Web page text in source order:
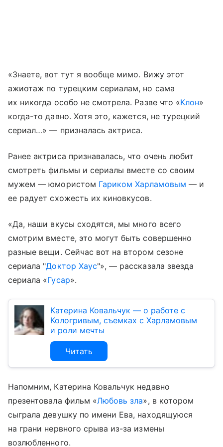
«Знаете, вот тут я вообще мимо. Вижу этот
ажиотаж по турецким сериалам, но сама
их никогда особо не смотрела. Разве что «Клон»
когда-то давно. Хотя это, кажется, не турецкий
сериал…» — призналась актриса.
Ранее актриса признавалась, что очень любит
смотреть фильмы и сериалы вместе со своим
мужем — юмористом Гариком Харламовым — и
ее радует схожесть их киновкусов.
«Да, наши вкусы сходятся, мы много всего
смотрим вместе, это могут быть совершенно
разные вещи. Сейчас вот на втором сезоне
сериала "Доктор Хаус"», — рассказала звезда
сериала «Гусар».
Катерина Ковальчук — о работе с
Кологривым, съемках с Харламовым
и роли мечты
Читать
Напомним, Катерина Ковальчук недавно
презентовала фильм «Любовь зла», в котором
сыграла девушку по имени Ева, находящуюся
на грани нервного срыва из-за измены
возлюбленного.